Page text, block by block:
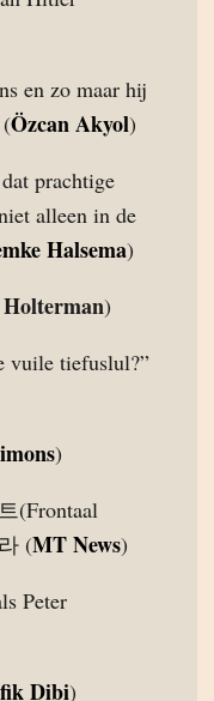
en zo maar hij
Özcan Akyol)
prachtige
alleen in de
Halsema)
)
vuile tiefuslul?”
)
(Frontaal
(MT News)
Peter
Dibi)